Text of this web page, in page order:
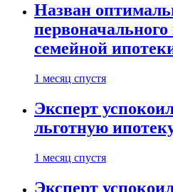
Назван
первоначального
семейной
1 месяц спустя
Эксперт
льготную
1 месяц спустя
Эксперт